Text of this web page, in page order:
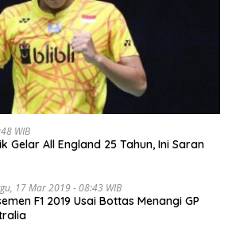
WIB
Gelar All England 25 Tahun, Ini Saran
17 Mar 2019 - 08:43 WIB
F1 2019 Usai Bottas Menangi GP